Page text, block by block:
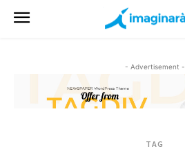
- Advertisement -
TAG